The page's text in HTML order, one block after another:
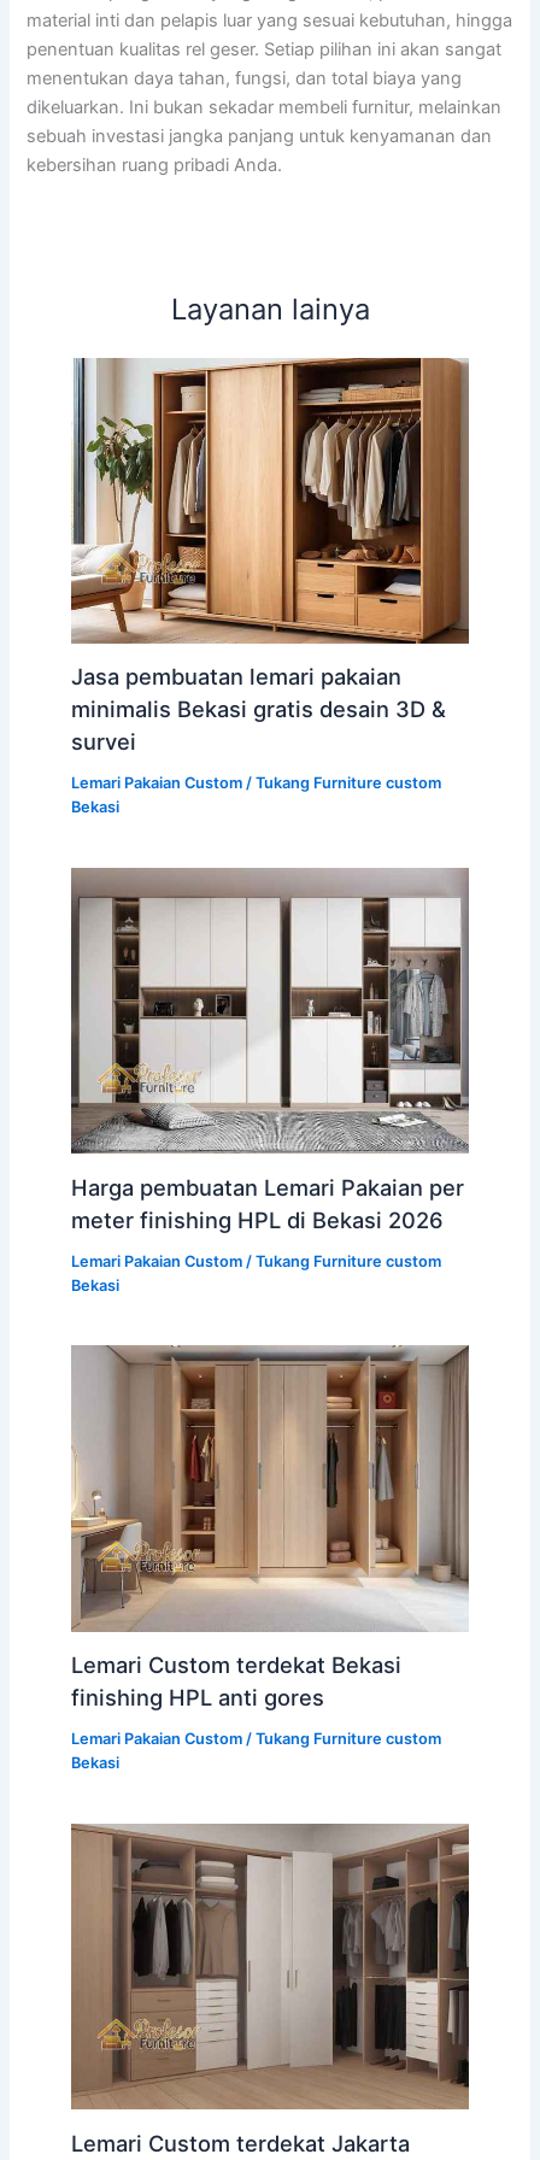
material inti dan pelapis luar yang sesuai kebutuhan, hingga
penentuan kualitas rel geser. Setiap pilihan ini akan sangat
menentukan daya tahan, fungsi, dan total biaya yang
dikeluarkan. Ini bukan sekadar membeli furnitur, melainkan
sebuah investasi jangka panjang untuk kenyamanan dan
kebersihan ruang pribadi Anda.
Layanan lainya
Jasa pembuatan lemari pakaian
minimalis Bekasi gratis desain 3D &
survei
Lemari Pakaian Custom/ Tukang Furniture custom
Bekasi
Harga pembuatan Lemari Pakaian per
meter finishing HPL di Bekasi 2026
Lemari Pakaian Custom/ Tukang Furniture custom
Bekasi
Lemari Custom terdekat Bekasi
finishing HPL anti gores
Lemari Pakaian Custom/ Tukang Furniture custom
Bekasi
Lemari Custom terdekat Jakarta